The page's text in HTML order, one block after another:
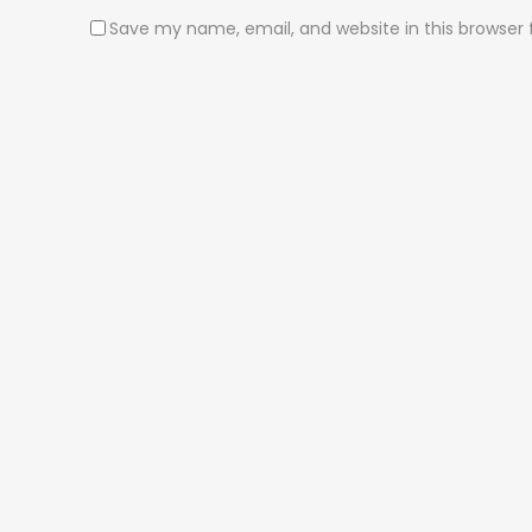
Save my name, email, and website in this